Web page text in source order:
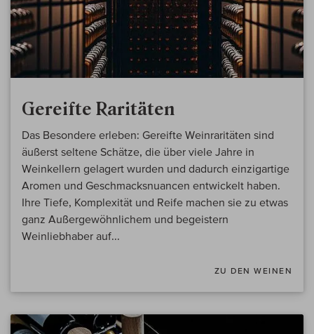
Gereifte Raritäten
Das Besondere erleben: Gereifte Weinraritäten sind
äußerst seltene Schätze, die über viele Jahre in
Weinkellern gelagert wurden und dadurch einzigartige
Aromen und Geschmacksnuancen entwickelt haben.
Ihre Tiefe, Komplexität und Reife machen sie zu etwas
ganz Außergewöhnlichem und begeistern
Weinliebhaber auf...
ZU DEN WEINEN